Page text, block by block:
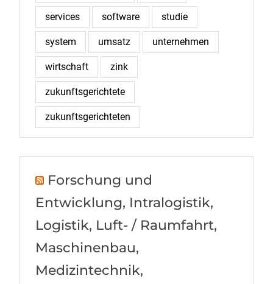
services software studie
system umsatz unternehmen
wirtschaft zink
zukunftsgerichtete
zukunftsgerichteten
Forschung und
Entwicklung, Intralogistik,
Logistik, Luft- / Raumfahrt,
Maschinenbau,
Medizintechnik,